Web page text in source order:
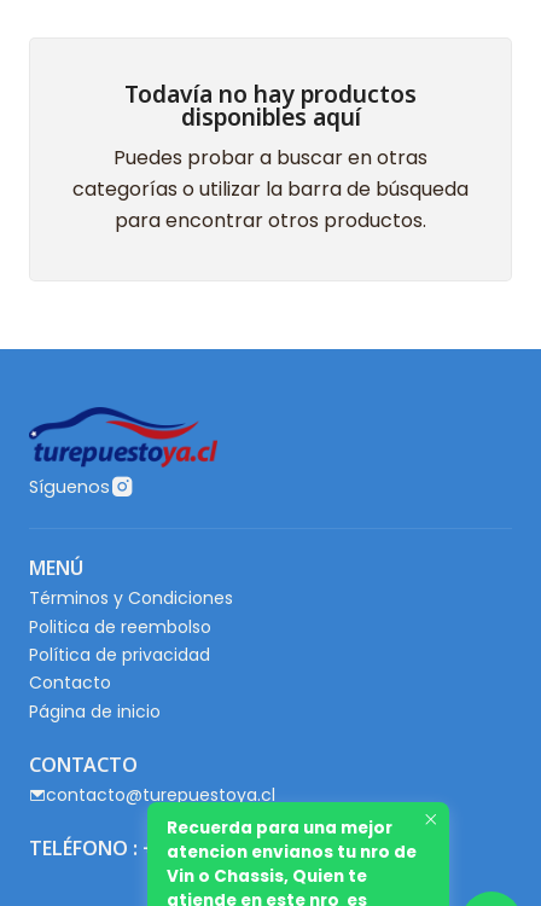
Todavía no hay productos
disponibles aquí
Puedes probar a buscar en otras
categorías o utilizar la barra de búsqueda
para encontrar otros productos.
Síguenos
MENÚ
Términos y Condiciones
Politica de reembolso
Política de privacidad
Contacto
Página de inicio
CONTACTO
contacto@turepuestoya.cl
TELÉFONO : +56 9 65667345
Recuerda para una mejor
atencion envianos tu nro de
Vin o Chassis, Quien te
atiende en este nro es